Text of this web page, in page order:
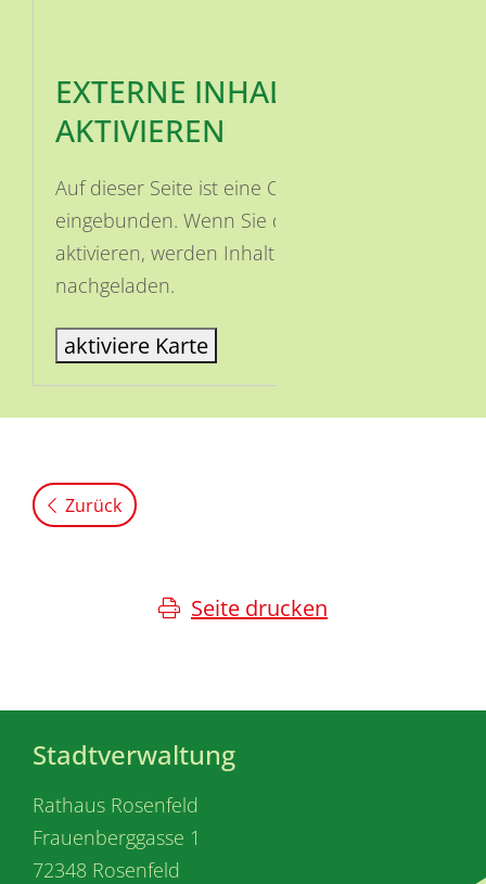
EXTERNE INHALTE
AKTIVIEREN
Auf dieser Seite ist eine OSM Karte
eingebunden. Wenn Sie die Karte
aktivieren, werden Inhalte von OSM
nachgeladen.
aktiviere Karte
Zurück
Seite drucken
Stadtverwaltung
Rathaus Rosenfeld
Frauenberggasse 1
72348 Rosenfeld